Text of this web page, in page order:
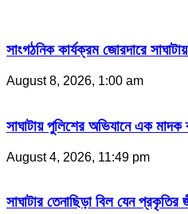
সাংগঠনিক কার্যক্রম জোরদারে
August 8, 2026, 1:00 am
সাঘাটায় পুলিশের অভিযানে এক মাদক
August 4, 2026, 11:49 pm
সাঘাটার তেনাছিড়া বিল যেন